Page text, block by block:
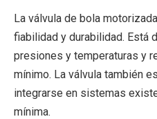
La válvula de bola
fiabilidad y durabilidad. Está
presiones y temperaturas y
mínimo. La válvula también
integrarse en sistemas
mínima.